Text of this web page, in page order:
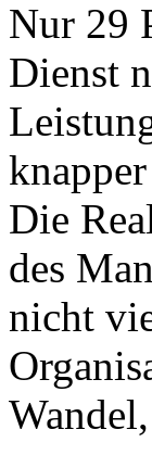
Nur 29
Dienst
Die
des
nicht